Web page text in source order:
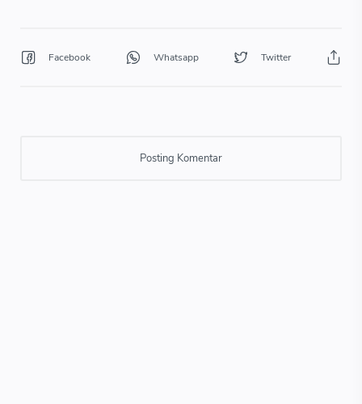
Posting Komentar